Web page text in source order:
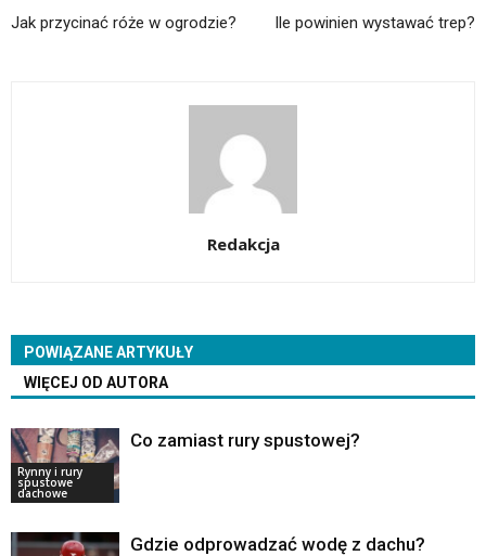
Jak przycinać róże w ogrodzie? Ile powinien wystawać trep?
Redakcja
POWIĄZANE ARTYKUŁY
WIĘCEJ OD AUTORA
Rynny i rury
spustowe
dachowe
Co zamiast rury spustowej?
Gdzie odprowadzać wodę z dachu?